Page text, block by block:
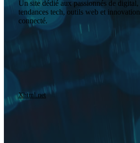
Un site dédié aux passionnés de
tendances tech, outils web et
connecté.
Xhtml.net